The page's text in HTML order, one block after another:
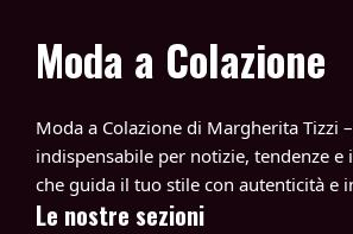
Moda a Colazione
Moda a Colazione di Margherita Tizzi
indispensabile per notizie, tendenze e
che guida il tuo stile con autenticità e
Le nostre sezioni